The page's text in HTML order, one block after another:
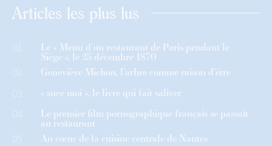
Articles les plus lus
01 Le « Menu d’un restaurant de Paris pendant le
Siège », le 25 décembre 1870
Geneviève Michon, l’arbre comme raison d’être
03 « suce moi », le livre qui fait saliver
Le premier film pornographique français se passait
au restaurant
Au cœur de la cuisine centrale de Nantes